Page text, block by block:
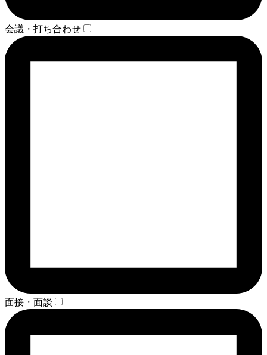
会議・打ち合わせ
面接・面談